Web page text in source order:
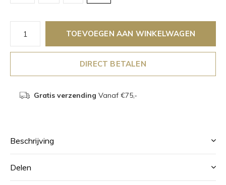
TOEVOEGEN AAN WINKELWAGEN
DIRECT BETALEN
Gratis verzending Vanaf €75,-
Beschrijving
Delen